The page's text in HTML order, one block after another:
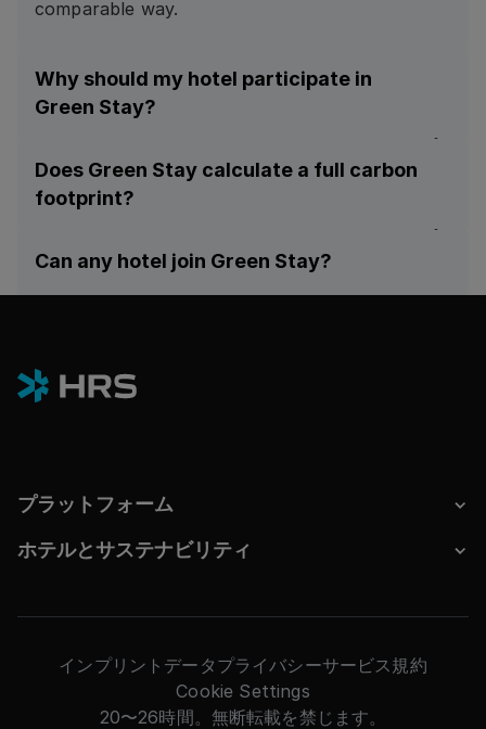
comparable way.
Why should my hotel participate in
Green Stay?
showcase their sustainability performance
where it matters most — directly in front of
your hotel gains visibility among global
several benefits:
Benchmark your performance against
Access insights that support cost and
You can find detailed information in the
Green Stay Knowledge Hub or register
directly on the Green Stay Audit Platform.
Does Green Stay calculate a full carbon
footprint?
Footprint (Scope 1, 2, and partial Scope 3 per
ISO 14067) for a hotel stay, in line with the
participating properties.
Can any hotel join Green Stay?
straightforward, voluntary, and entirely free
Manager for further assistance.
プラットフォーム
ホテルとサステナビリティ
20〜26時間。無断転載を禁じます。
インプリント データプライバシーサービス規約
Cookie Settings